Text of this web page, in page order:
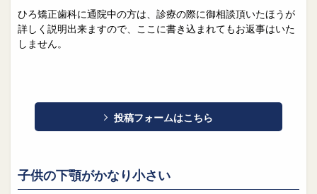
ひろ矯正歯科に通院中の方は、診療の際に御相談頂いたほうが
詳しく説明出来ますので、ここに書き込まれてもお返事はいた
しません。
投稿フォームはこちら
子供の下顎がかなり小さい